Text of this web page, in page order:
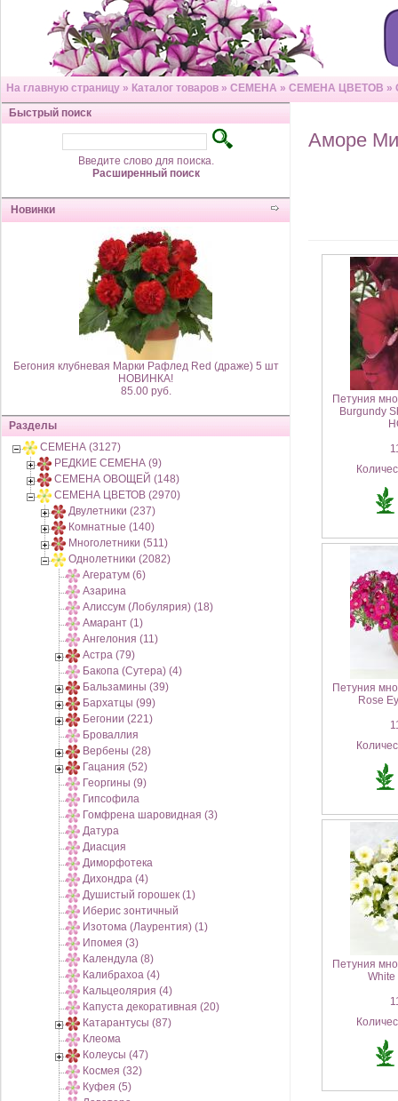
На главную страницу » Каталог товаров » СЕМЕНА » СЕМЕНА ЦВЕТОВ »
Быстрый поиск
Введите слово для поиска.
Расширенный поиск
Новинки
Бегония клубневая Марки Рафлед Red (драже) 5 шт
НОВИНКА!
85.00 руб.
Разделы
СЕМЕНА (3127)
РЕДКИЕ СЕМЕНА (9)
СЕМЕНА ОВОЩЕЙ (148)
СЕМЕНА ЦВЕТОВ (2970)
Двулетники (237)
Комнатные (140)
Многолетники (511)
Однолетники (2082)
Агератум (6)
Азарина
Алиссум (Лобулярия) (18)
Амарант (1)
Ангелония (11)
Астра (79)
Бакопа (Сутера) (4)
Бальзамины (39)
Бархатцы (99)
Бегонии (221)
Броваллия
Вербены (28)
Гацания (52)
Георгины (9)
Гипсофила
Гомфрена шаровидная (3)
Датура
Диасция
Диморфотека
Дихондра (4)
Душистый горошек (1)
Иберис зонтичный
Изотома (Лаурентия) (1)
Ипомея (3)
Календула (8)
Калибрахоа (4)
Кальцеолярия (4)
Капуста декоративная (20)
Катарантусы (87)
Клеома
Колеусы (47)
Космея (32)
Куфея (5)
Аморе
Петуния
Burgundy
Петуния
Rose
Петуния